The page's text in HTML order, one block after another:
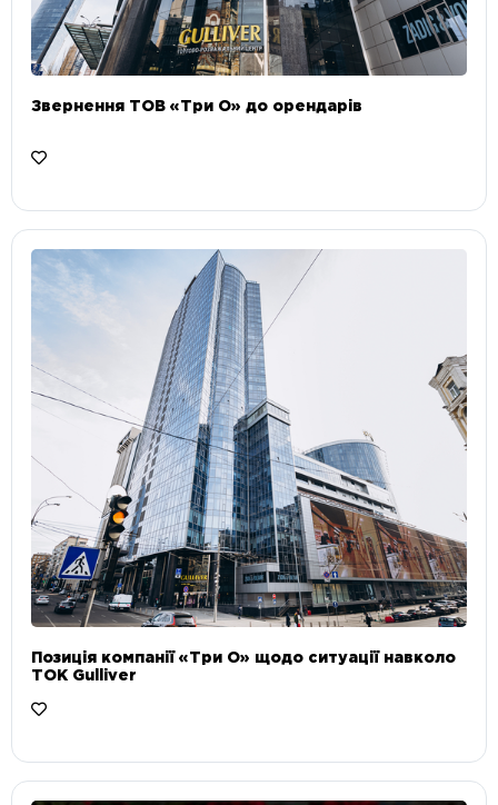
Звернення ТОВ «Три О» до орендарів
Позиція компанії «Три О» щодо ситуації навколо
ТОК Gulliver